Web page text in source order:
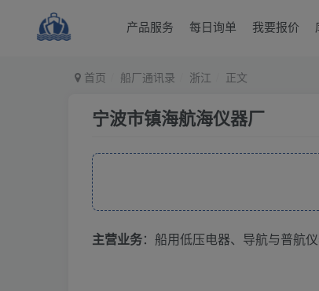
产品服务 每日询单 我要报价
首页 船厂通讯录 浙江 正文
宁波市镇海航海仪器厂
主营业务：船用低压电器、导航与普航